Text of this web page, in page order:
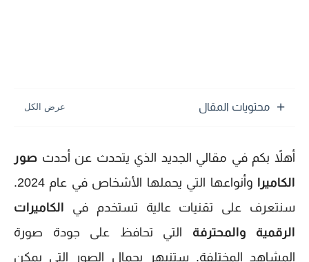
محتويات المقال
أهلاً بكم في مقالي الجديد الذي يتحدث عن أحدث صور
الكاميرا
وأنواعها التي يحملها الأشخاص في عام 2024.
سنتعرف على تقنيات عالية تستخدم في الكاميرات
الرقمية والمحترفة التي تحافظ على جودة صورة
المشاهد المختلفة. ستنبهر بجمال الصور التي يمكن